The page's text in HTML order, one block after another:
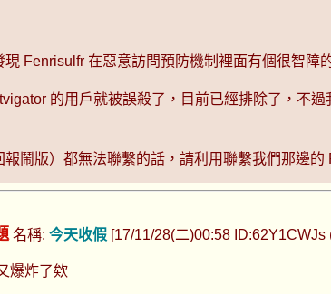
Fenrisulfr 在惡意訪問預防機制裡面有個很智障
的用戶就被誤殺了，目前已經排除了，不
鬧版）都無法聯繫的話，請利用聯繫我們那邊的
名稱: 今天收假[17/11/28(二)00:58 ID:62Y1CWJs
爆炸了欸